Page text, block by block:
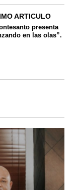
ARTICULO
presenta
en las olas”.